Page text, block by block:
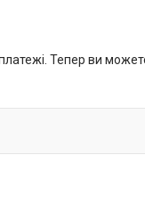
платежі. Тепер ви